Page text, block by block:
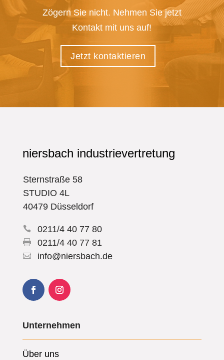
Zögern Sie nicht. Nehmen Sie jetzt
Kontakt mit uns auf!
Jetzt kontaktieren
niersbach industrievertretung
Sternstraße 58
STUDIO 4L
40479 Düsseldorf
 0211/4 40 77 80
 0211/4 40 77 81
 info@niersbach.de
Unternehmen
Über uns